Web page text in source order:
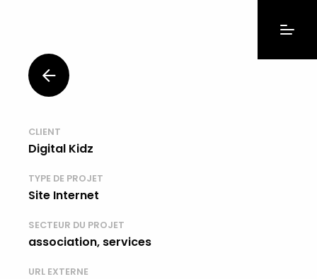
CLIENT
Digital Kidz
TYPE DE PROJET
Site Internet
SECTEUR DU PROJET
association, services
URL EXTERNE